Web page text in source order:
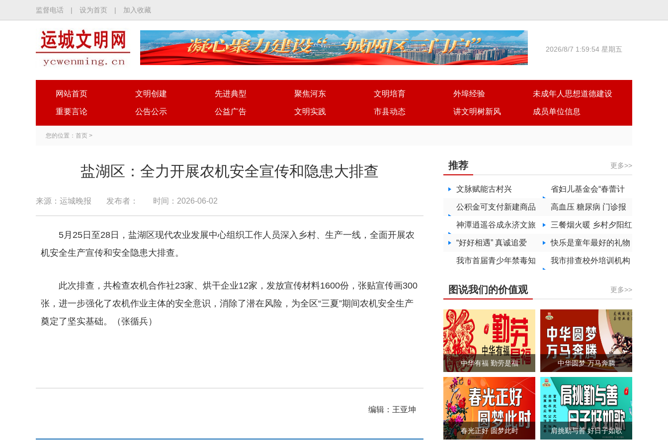
监督电话 | 设为首页 | 加入收藏
2026/8/7 1:59:54 星期五
网站首页
重要言论
文明创建
公告公示
先进典型
公益广告
聚焦河东
文明实践
文明培育
市县动态
外埠经验
讲文明树新风
未成年人思想道德建设
成员单位信息
您的位置： 首页 >
​盐湖区：全力开展农机安全宣传和隐患大排查
来源：运城晚报 发布者： 时间：2026-06-02
5月25日至28日，盐湖区现代农业发展中心组织工作人员深入乡村、生产一线，全面开展农
机安全生产宣传和安全隐患大排查。
此次排查，共检查农机合作社23家、烘干企业12家，发放宣传材料1600份，张贴宣传画300
张，进一步强化了农机作业主体的安全意识，消除了潜在风险，为全区“三夏”期间农机安全生产
奠定了坚实基础。（张循兵）
编辑：王亚坤
推荐 更多>>
文脉赋能古村兴 省妇儿基金会“春蕾计
划”发出公益倡议
公积金可支付新建商品
房首付款
高血压 糖尿病 门诊报
销比例、年度支付限额
提高
神潭逍遥谷成永济文旅
新晋打卡地标
三餐烟火暖 乡村夕阳红
“好好相遇” 真诚追爱 快乐是童年最好的礼物
我市首届青少年禁毒知
体第一
我市排查校外培训机构
图说我们的价值观 更多>>
中华有福 勤劳是福 中华圆梦 万马奔腾
春光正好 圆梦此时 肩挑勤与善 好日子如歌